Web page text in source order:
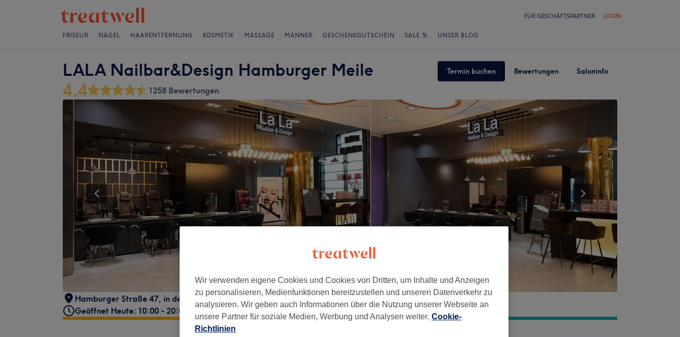
FÜR GESCHÄFTSPARTNER LOGIN
FRISEUR NÄGEL HAARENTFERNUNG KOSMETIK MASSAGE MÄNNER GESCHENKGUTSCHEIN SALE % UNSER BLOG
LALA Nailbar&Design Hamburger Meile Termin buchen Bewertungen Saloninfo
4,4 1258 Bewertungen
Hamburger Straße 47, in der Hamburger Meile, Hamburg, Barmbek , 22083
Geöffnet Heute: 10:00 - 20:00
Wir verwenden eigene Cookies und Cookies von Dritten, um Inhalte und Anzeigen
zu personalisieren, Medienfunktionen bereitzustellen und unseren Datenverkehr zu
analysieren. Wir geben auch Informationen über die Nutzung unserer Webseite an
unsere Partner für soziale Medien, Werbung und Analysen weiter. Cookie-
Richtlinien